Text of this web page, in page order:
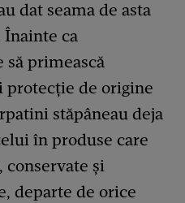
dat seama de asta
ca
primească
de origine
stăpâneau deja
în produse care
conservate și
departe de orice